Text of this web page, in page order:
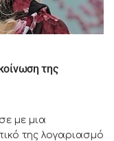
της
με μια
της λογαριασμό